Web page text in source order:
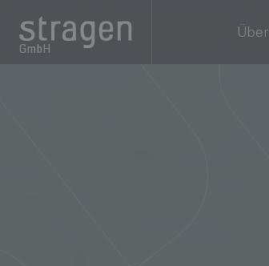
GmbH
Über